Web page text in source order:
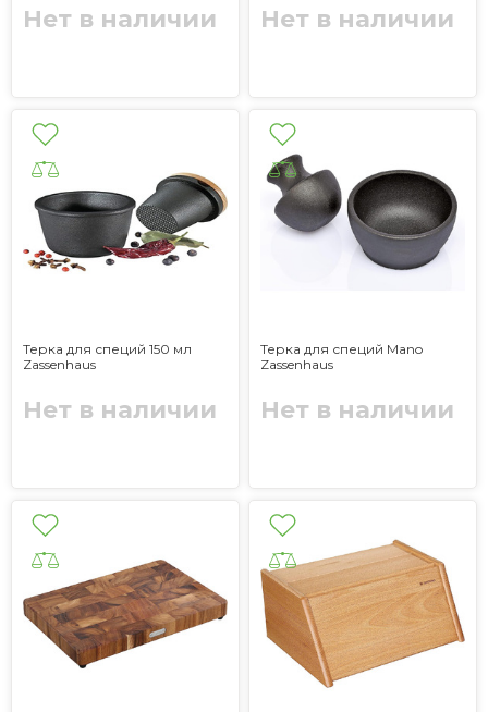
Нет в наличии Нет в наличии
Терка для специй 150 мл
Zassenhaus
Нет в наличии
Терка для специй Mano
Zassenhaus
Нет в наличии